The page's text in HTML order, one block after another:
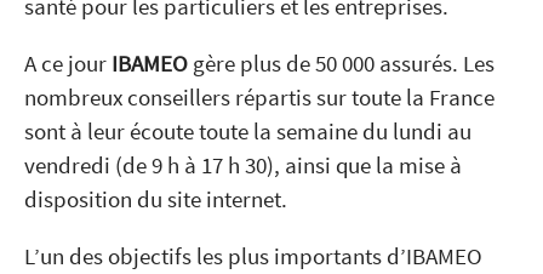
santé pour les particuliers et les entreprises.
A ce jour IBAMEO gère plus de 50 000 assurés. Les
nombreux conseillers répartis sur toute la France
sont à leur écoute toute la semaine du lundi au
vendredi (de 9 h à 17 h 30), ainsi que la mise à
disposition du site internet.
L’un des objectifs les plus importants d’IBAMEO